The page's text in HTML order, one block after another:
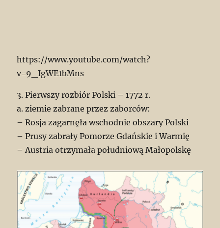
https://www.youtube.com/watch?
v=9_IgWE1bMns
3. Pierwszy rozbiór Polski – 1772 r.
a. ziemie zabrane przez zaborców:
– Rosja zagarnęła wschodnie obszary Polski
– Prusy zabrały Pomorze Gdańskie i Warmię
– Austria otrzymała południową Małopolskę